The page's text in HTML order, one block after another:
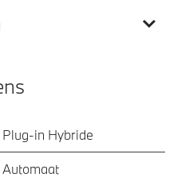
Plug-in Hybride
Automaat